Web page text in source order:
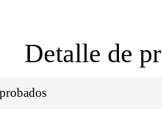
Detalle de